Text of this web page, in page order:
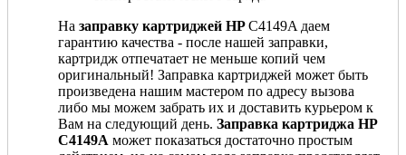
На заправку картриджей HPC4149A даем
гарантию качества - после нашей заправки,
картридж отпечатает не меньше копий чем
оригинальный! Заправка картриджей может быть
произведена нашим мастером по адресу вызова
либо мы можем забрать их и доставить курьером к
Вам на следующий день. Заправка картриджа HP
C4149A может показаться достаточно простым